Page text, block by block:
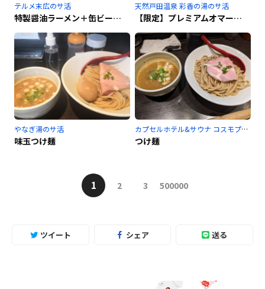
テルメ末広のサ活
特製醤油ラーメン＋缶ビール＋半ライス🍚
天然戸田温泉 彩香の湯のサ活
【限定】プレミアムオマール海老牛出汁味噌らーめん
やなぎ湯のサ活
味玉つけ麺
カプセルホテル&サウナ コスモプラザ赤羽のサ活
つけ麺
1 2 3 500000
ツイート シェア 送る